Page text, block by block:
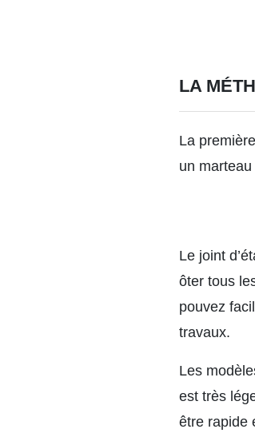
LA
La
un
Le joint
ôter tous
pouvez
travaux.
Les
est très
être rapide